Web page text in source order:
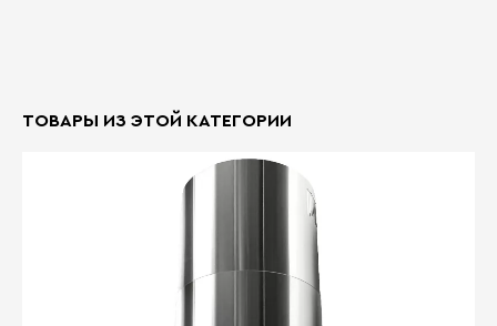
ТОВАРЫ ИЗ ЭТОЙ КАТЕГОРИИ